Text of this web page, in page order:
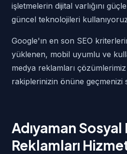
işletmelerin dijital varlığını
güncel teknolojileri
Google'ın en son SEO
yüklenen, mobil uyumlu ve
medya reklamları
rakiplerinizin önüne geçmenizi
Adıyaman
Reklamları